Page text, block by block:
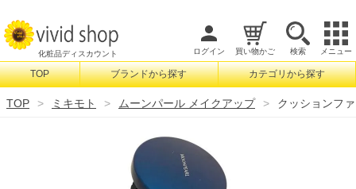
化粧品ディスカウント ログイン 買い物かご 検索 メニュー
検索
TOP ブランドから探す カテゴリから探す
TOP ミキモト ムーンパール メイクアップ クッションフ